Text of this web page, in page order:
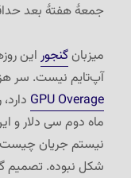
جمعهٔ هفتهٔ بعد
میزبانگنجوراین
آپ‌تایم نیست. سر
GPU Overage
ماه دوم سی دلار و
نیستم جریان چیست،
شکل نبوده. تصمیم